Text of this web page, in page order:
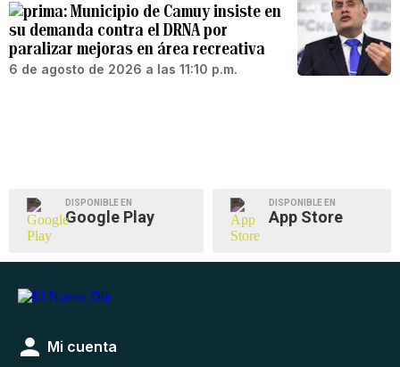
Municipio de Camuy insiste en
su demanda contra el DRNA por
paralizar mejoras en área recreativa
6 de agosto de 2026 a las 11:10 p.m.
DISPONIBLE EN
Google Play
DISPONIBLE EN
App Store
Mi cuenta